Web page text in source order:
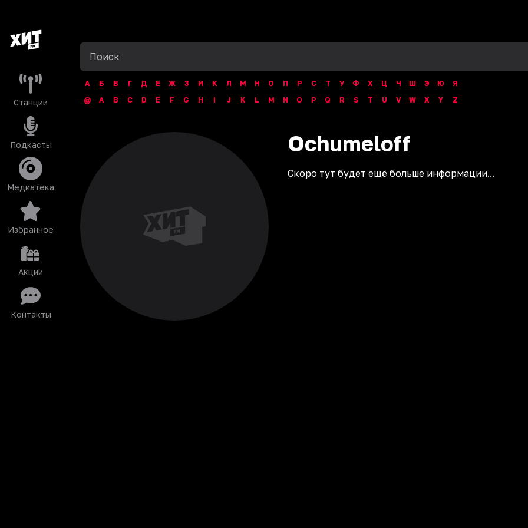
Станции
Подкасты
Медиатека
Избранное
Акции
Контакты
А Б В Г Д Е Ж З И К Л М Н О П Р С Т У Ф Х Ц Ч Ш Э Ю
Я
@
A B C D E F G H I J K L M N O P Q R S T U V W X Y Z
Ochumeloff
Скоро тут будет ещё больше информации...